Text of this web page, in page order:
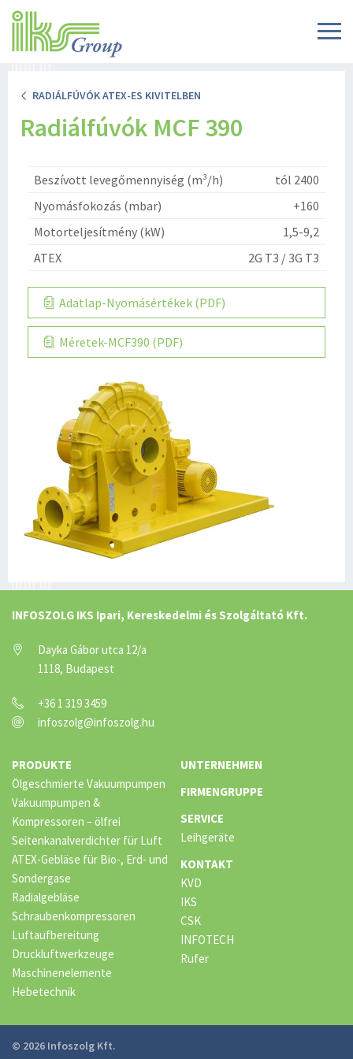
RADIÁLFÚVÓK ATEX-ES KIVITELBEN
Radiálfúvók MCF 390
Beszívott levegőmennyiség (m³/h)
tól 2400
Nyomásfokozás (mbar)
+160
Motorteljesítmény (kW)
1,5-9,2
ATEX
2G T3 / 3G T3
Adatlap-Nyomásértékek (PDF)
Méretek-MCF390 (PDF)
INFOSZOLG IKS Ipari, Kereskedelmi és Szolgáltató Kft.
Dayka Gábor utca 12/a
1118, Budapest
+36 1 319 3459
infoszolg@infoszolg.hu
PRODUKTE
Ölgeschmierte Vakuumpumpen
Vakuumpumpen &
Kompressoren – ölfrei
Seitenkanalverdichter für Luft
ATEX-Gebläse für Bio-, Erd- und
Sondergase
Radialgebläse
Schraubenkompressoren
Luftaufbereitung
Druckluftwerkzeuge
Maschinenelemente
Hebetechnik
UNTERNEHMEN
FIRMENGRUPPE
SERVICE
Leihgeräte
KONTAKT
KVD
IKS
CSK
INFOTECH
Rufer
© 2026 Infoszolg Kft.